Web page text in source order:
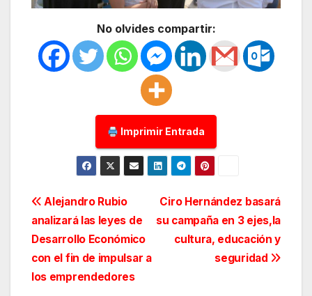
No olvides compartir:
Imprimir Entrada
Navegación
de
entradas
Ciro Hernández basará
su campaña en 3 ejes,la
cultura, educación y
seguridad
Alejandro Rubio
analizará las leyes de
Desarrollo Económico
con el fin de impulsar a
los emprendedores